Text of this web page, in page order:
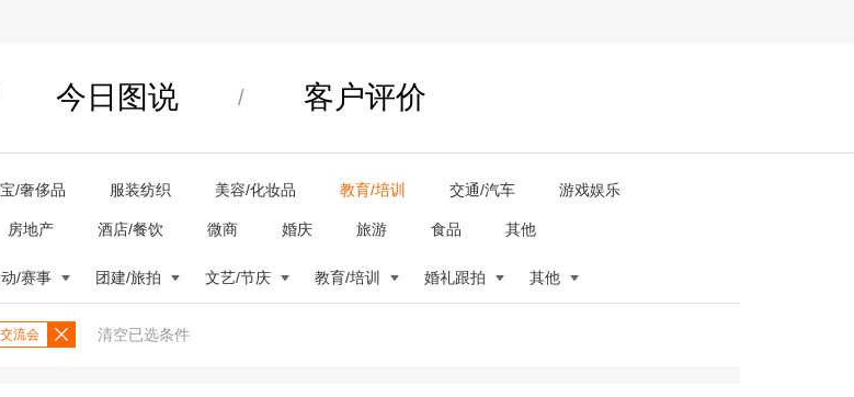
今日图说 / 客户评价
/奢侈品 服装纺织 美容/化妆品 教育/培训 交通/汽车 游戏娱乐
房地产 酒店/餐饮 微商 婚庆 旅游 食品 其他
/赛事 团建/旅拍 文艺/节庆 教育/培训 婚礼跟拍 其他
交流会 清空已选条件